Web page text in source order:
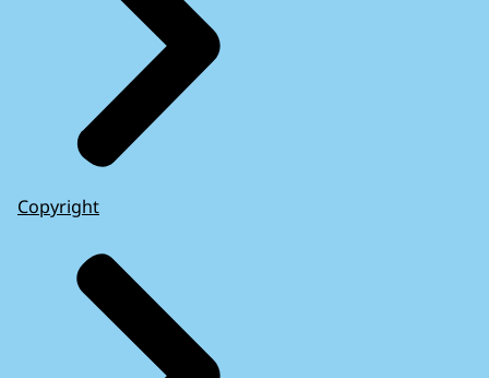
Copyright